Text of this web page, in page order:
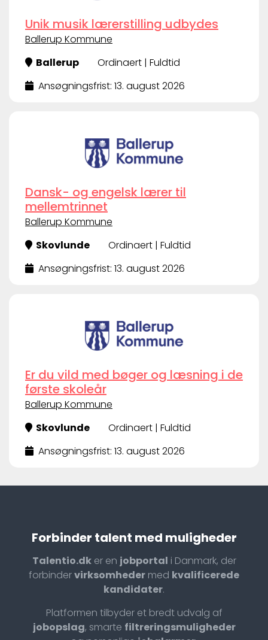
Unik musik lærerstilling udbydes
Ballerup Kommune
Ballerup
Ordinaert | Fuldtid
Ansøgningsfrist: 13. august 2026
Dansk- og engelsk lærer til
mellemtrinnet
Ballerup Kommune
Skovlunde
Ordinaert | Fuldtid
Ansøgningsfrist: 13. august 2026
Er du vild med bøger og læsning i de
første skoleår
Ballerup Kommune
Skovlunde
Ordinaert | Fuldtid
Ansøgningsfrist: 13. august 2026
Forbinder talent med muligheder
Talentio.dker en jobportal i Danmark, der
forbindervirksomheder med kvalificerede
kandidater.
Platformen tilbyder et bredt udvalg af
jobopslag, smarte filtreringsmuligheder